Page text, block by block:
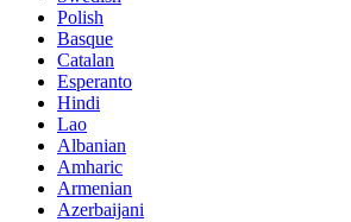
Polish
Basque
Catalan
Esperanto
Hindi
Lao
Albanian
Amharic
Armenian
Azerbaijani